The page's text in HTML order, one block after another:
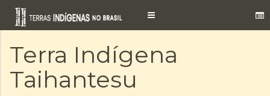
Toggle
Terra Indígena
Taihantesu